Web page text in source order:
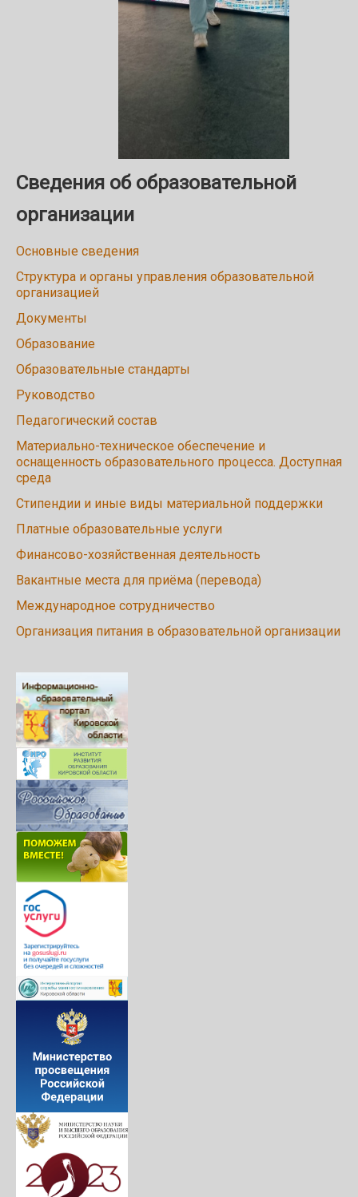
Сведения об образовательной
организации
Основные сведения
Структура и органы управления образовательной
организацией
Документы
Образование
Образовательные стандарты
Руководство
Педагогический состав
Материально-техническое обеспечение и
оснащенность образовательного процесса. Доступная
среда
Стипендии и иные виды материальной поддержки
Платные образовательные услуги
Финансово-хозяйственная деятельность
Вакантные места для приёма (перевода)
Международное сотрудничество
Организация питания в образовательной организации